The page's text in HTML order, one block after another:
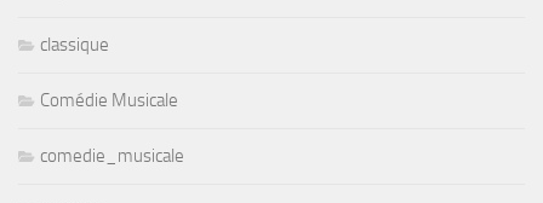
classique
Comédie Musicale
comedie_musicale